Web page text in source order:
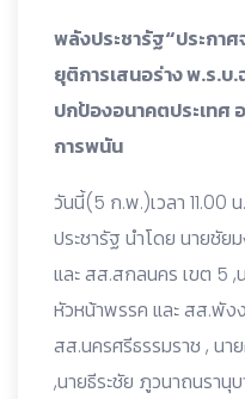
พลังประชารัฐ“ประกาศ
ยุติการเสนอร่าง พ.ร.บ
ปกป้องอนาคตประเทศ
การพนัน
วันนี้(5 ก.พ.)เวลา 11.00
ประชารัฐ นำโดย นายชัย
และ สส.สกลนคร เขต 5
หัวหน้าพรรค และ สส.พัง
สส.นครศรีธรรมราช , น
,นายธีระชัย ภูวนาถนรานุ